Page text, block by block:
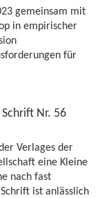
gemeinsam mit
in empirischer
für
Nr. 56
Verlages der
eine Kleine
nach fast
ist anlässlich